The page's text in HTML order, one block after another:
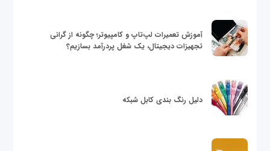
آموزش تعمیرات لپ‌تاپ و کامپیوتر؛ چگونه از گرانی
تجهیزات دیجیتال، یک شغل پردرآمد بسازیم؟
دلیل رنگ بندی کابل شبکه